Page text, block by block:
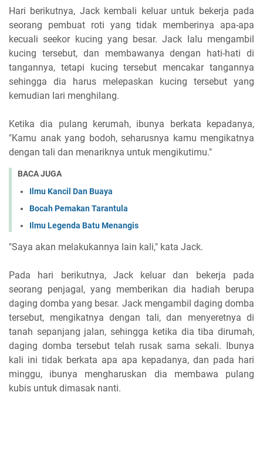
Hari berikutnya, Jack kembali keluar untuk bekerja pada
seorang pembuat roti yang tidak memberinya apa-apa
kecuali seekor kucing yang besar. Jack lalu mengambil
kucing tersebut, dan membawanya dengan hati-hati di
tangannya, tetapi kucing tersebut mencakar tangannya
sehingga dia harus melepaskan kucing tersebut yang
kemudian lari menghilang.
Ketika dia pulang kerumah, ibunya berkata kepadanya,
"Kamu anak yang bodoh, seharusnya kamu mengikatnya
dengan tali dan menariknya untuk mengikutimu."
BACA JUGA
Ilmu Kancil Dan Buaya
Bocah Pemakan Tarantula
Ilmu Legenda Batu Menangis
"Saya akan melakukannya lain kali," kata Jack.
Pada hari berikutnya, Jack keluar dan bekerja pada
seorang penjagal, yang memberikan dia hadiah berupa
daging domba yang besar. Jack mengambil daging domba
tersebut, mengikatnya dengan tali, dan menyeretnya di
tanah sepanjang jalan, sehingga ketika dia tiba dirumah,
daging domba tersebut telah rusak sama sekali. Ibunya
kali ini tidak berkata apa apa kepadanya, dan pada hari
minggu, ibunya mengharuskan dia membawa pulang
kubis untuk dimasak nanti.